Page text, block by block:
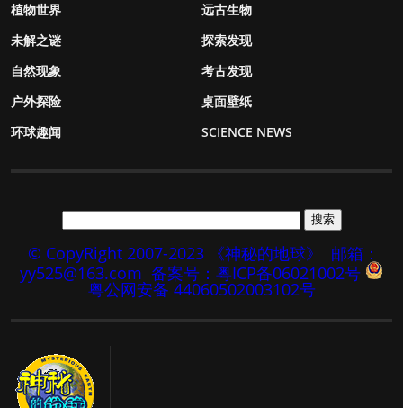
植物世界
远古生物
未解之谜
探索发现
自然现象
考古发现
户外探险
桌面壁纸
环球趣闻
SCIENCE NEWS
© CopyRight 2007-2023 《神秘的地球》
邮箱：
yy525@163.com 备案号：粤ICP备06021002号
粤公网安备 44060502003102号